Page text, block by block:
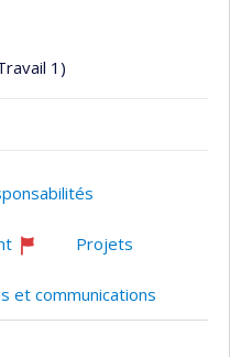
1)
professeur
Projets
et communications